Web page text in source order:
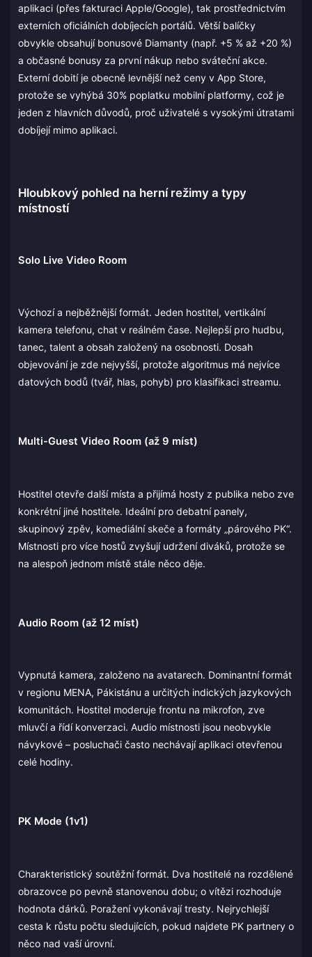
aplikaci (přes fakturaci Apple/Google), tak prostřednictvím
externích oficiálních dobíjecích portálů. Větší balíčky
obvykle obsahují bonusové Diamanty (např. +5 % až +20 %)
a občasné bonusy za první nákup nebo sváteční akce.
Externí dobití je obecně levnější než ceny v App Store,
protože se vyhýbá 30% poplatku mobilní platformy, což je
jeden z hlavních důvodů, proč uživatelé s vysokými útratami
dobíjejí mimo aplikaci.
Hloubkový pohled na herní režimy a typy
místností
Solo Live Video Room
Výchozí a nejběžnější formát. Jeden hostitel, vertikální
kamera telefonu, chat v reálném čase. Nejlepší pro hudbu,
tanec, talent a obsah založený na osobnosti. Dosah
objevování je zde nejvyšší, protože algoritmus má nejvíce
datových bodů (tvář, hlas, pohyb) pro klasifikaci streamu.
Multi-Guest Video Room (až 9 míst)
Hostitel otevře další místa a přijímá hosty z publika nebo zve
konkrétní jiné hostitele. Ideální pro debatní panely,
skupinový zpěv, komediální skeče a formáty „párového PK“.
Místnosti pro více hostů zvyšují udržení diváků, protože se
na alespoň jednom místě stále něco děje.
Audio Room (až 12 míst)
Vypnutá kamera, založeno na avatarech. Dominantní formát
v regionu MENA, Pákistánu a určitých indických jazykových
komunitách. Hostitel moderuje frontu na mikrofon, zve
mluvčí a řídí konverzaci. Audio místnosti jsou neobvykle
návykové – posluchači často nechávají aplikaci otevřenou
celé hodiny.
PK Mode (1v1)
Charakteristický soutěžní formát. Dva hostitelé na rozdělené
obrazovce po pevně stanovenou dobu; o vítězi rozhoduje
hodnota dárků. Poražení vykonávají tresty. Nejrychlejší
cesta k růstu počtu sledujících, pokud najdete PK partnery o
něco nad vaší úrovní.